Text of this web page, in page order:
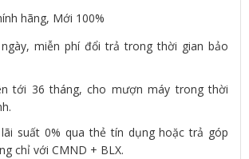
hãng, Mới 100%
miễn phí đổi trả trong thời gian bảo
tới 36 tháng, cho mượn máy trong thời
suất 0% qua thẻ tín dụng hoặc trả góp
chỉ với CMND + BLX.